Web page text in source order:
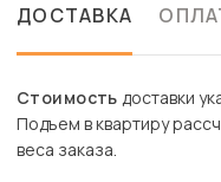
ДОСТАВКА
Стоимость доставки
Подъем в квартиру
веса заказа.